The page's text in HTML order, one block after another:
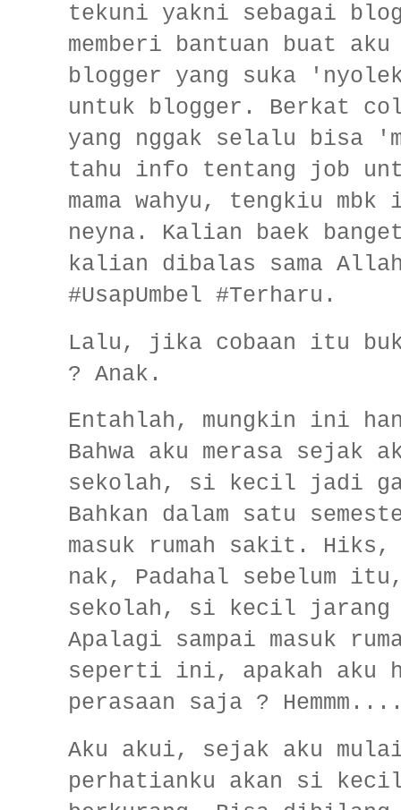
tekuni yakni sebagai
memberi bantuan buat
blogger yang suka
untuk blogger. Berkat
yang nggak selalu bisa
tahu info tentang job
mama wahyu, tengkiu
neyna. Kalian baek
kalian dibalas sama
#UsapUmbel #Terharu.
Lalu, jika cobaan itu
? Anak.
Entahlah, mungkin ini
Bahwa aku merasa sejak
sekolah, si kecil jadi
Bahkan dalam satu
masuk rumah sakit. Hiks,
nak, Padahal sebelum
sekolah, si kecil jarang
Apalagi sampai masuk
seperti ini, apakah aku
perasaan saja ?
Aku akui, sejak aku
perhatianku akan si